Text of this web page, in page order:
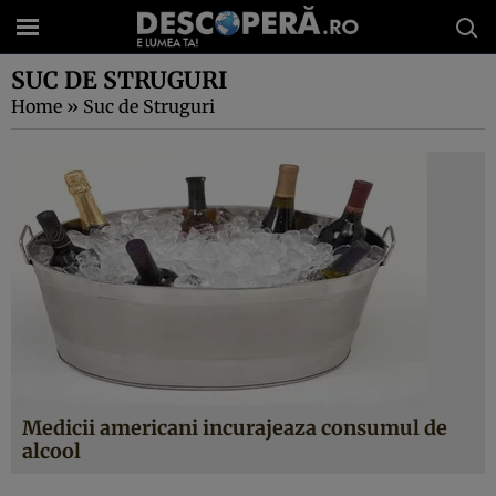
SUC DE STRUGURI
Home » Suc de Struguri
Medicii americani incurajeaza consumul de
alcool